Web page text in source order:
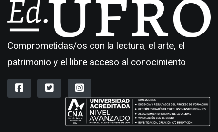
Comprometidas/os con la lectura, el arte, el
patrimonio y el libre acceso al conocimiento